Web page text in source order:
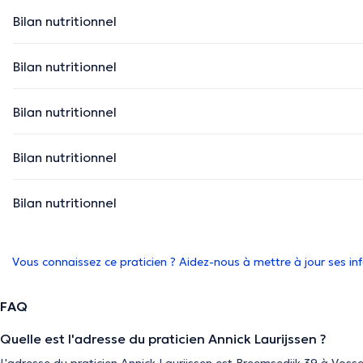
Bilan nutritionnel
Bilan nutritionnel
Bilan nutritionnel
Bilan nutritionnel
Bilan nutritionnel
Vous connaissez ce praticien ? Aidez-nous à mettre à jour ses
FAQ
Quelle est l'adresse du praticien Annick Laurijssen ?